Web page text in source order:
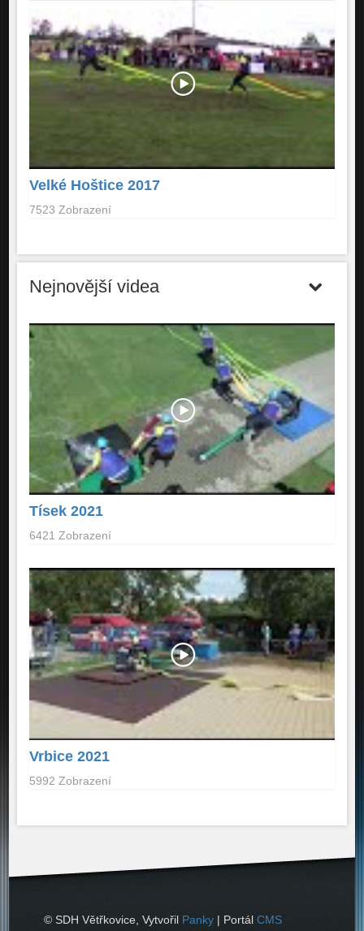
Velké Hoštice 2017
7523 Zobrazení
Nejnovější videa
Tísek 2021
6421 Zobrazení
Vrbice 2021
5992 Zobrazení
© SDH Větřkovice, Vytvořil Panky | Portál CMS